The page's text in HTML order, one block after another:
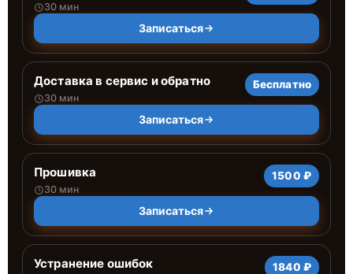
30 мин
Записаться
Доставка в сервис и обратно
30 мин
Бесплатно
Записаться
Прошивка
30 мин
1500 ₽
Записаться
Устранение ошибок 1840 ₽